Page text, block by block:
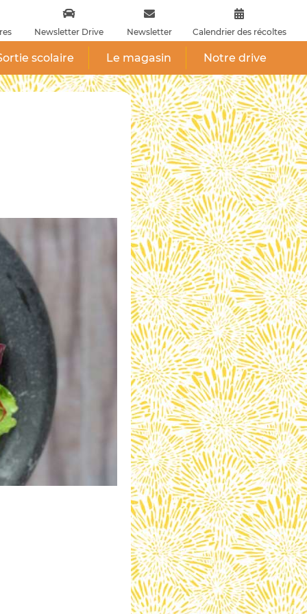
Newsletter Drive Newsletter Calendrier des récoltes
scolaire Le magasin Notre drive